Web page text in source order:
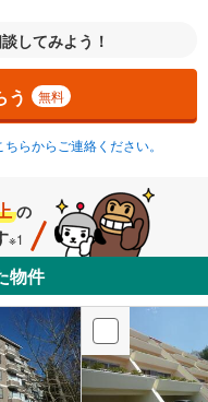
してみよう！
う 無料
らからご連絡ください。
の
※1
物件